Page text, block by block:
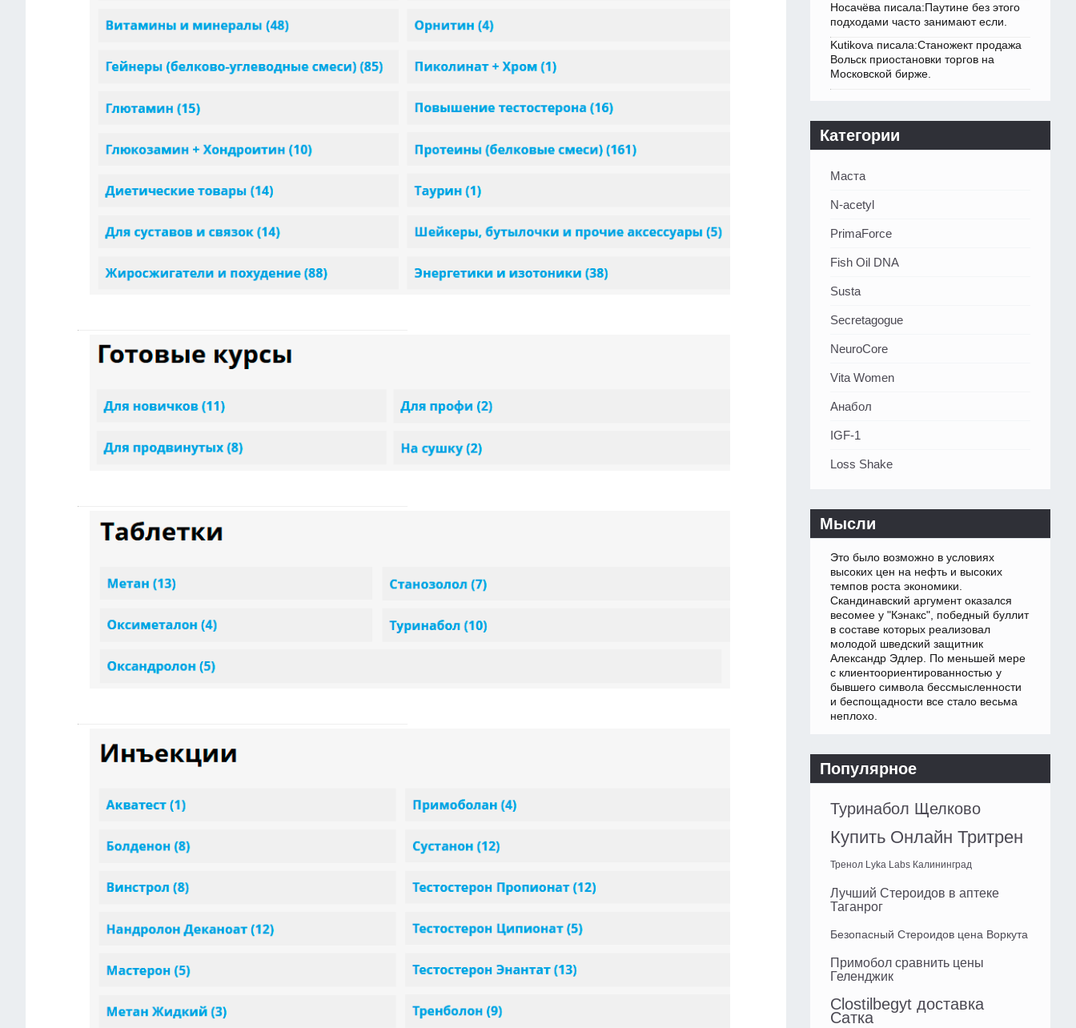
Носачёва писала:Паутине без этого
подходами часто занимают если.
Kutikova писала:Станожект продажа
Вольск приостановки торгов на
Московской бирже.
Категории
Маста
N-acetyl
PrimaForce
Fish Oil DNA
Susta
Secretagogue
NeuroCore
Vita Women
Анабол
IGF-1
Loss Shake
Мысли
Это было возможно в условиях
высоких цен на нефть и высоких
темпов роста экономики.
Скандинавский аргумент оказался
весомее у "Кэнакс", победный буллит
в составе которых реализовал
молодой шведский защитник
Александр Эдлер. По меньшей мере
с клиентоориентированностью у
бывшего символа бессмысленности
и беспощадности все стало весьма
неплохо.
Популярное
Туринабол Щелково
Купить Онлайн Тритрен
Тренол Lyka Labs Калининград
Лучший Стероидов в аптеке
Таганрог
Безопасный Стероидов цена Воркута
Примобол сравнить цены
Геленджик
Clostilbegyt доставка
Сатка